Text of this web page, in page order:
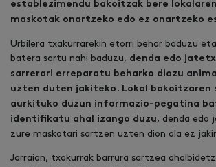
establezimendu bakoitzak bere
maskotak onartzeko edo ez onartzeko
Urbilera txakurrarekin etorri behar baduzu
batera sartu nahi baduzu, denda edo
sarrerari erreparatu beharko diozu
uzten duten jakiteko . Lokal bakoitzaren
aurkituko duzun informazio-pegatina
identifikatu ahal izango duzu, denda edo
zure maskotari sartzen uzten dion ala ez
Jarraian, txakurrak barrura sartzea